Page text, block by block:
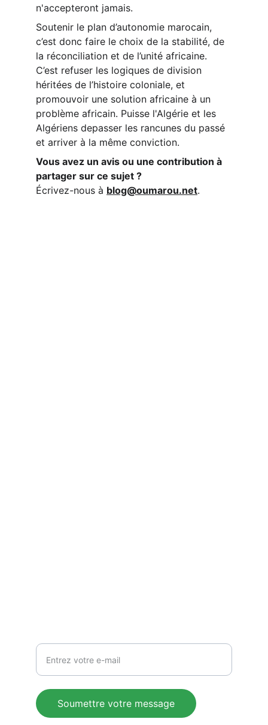
n'accepteront jamais.
Soutenir le plan d’autonomie marocain,
c’est donc faire le choix de la stabilité, de
la réconciliation et de l’unité africaine.
C’est refuser les logiques de division
héritées de l’histoire coloniale, et
promouvoir une solution africaine à un
problème africain. Puisse l'Algérie et les
Algériens depasser les rancunes du passé
et arriver à la même conviction.
Vous avez un avis ou une contribution à
partager sur ce sujet ?
Écrivez-nous à blog@oumarou.net.
Soumettre votre message